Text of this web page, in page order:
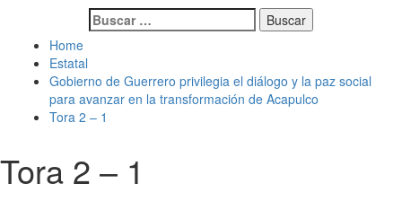
Buscar:
Home
Estatal
Gobierno de Guerrero privilegia el diálogo y la paz social
para avanzar en la transformación de Acapulco
Tora 2 – 1
Tora 2 – 1